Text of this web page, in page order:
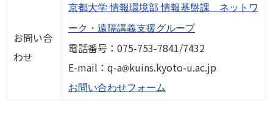
お問い合
わせ
京都大学 情報環境部 情報基盤課 ネットワ
ーク・遠隔講義支援グループ
電話番号：075-753-7841/7432
E-mail：q-a画像kuins.kyoto-u.ac.jp
お問い合わせフォーム